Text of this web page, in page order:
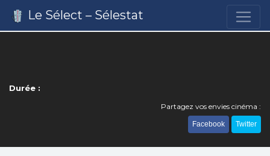
Le Sélect – Sélestat
Durée :
Partagez vos envies cinéma :
Facebook Twitter